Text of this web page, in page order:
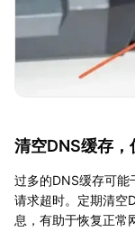
清空DNS缓存，
过多的DNS缓存可能
请求超时。定期清空
息，有助于恢复正常